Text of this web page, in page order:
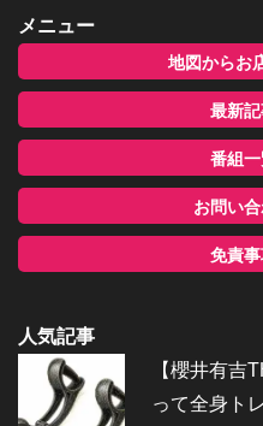
メニュー
地図からお
最新
番組
お問い
免責
人気記事
【櫻井有吉
って全身ト